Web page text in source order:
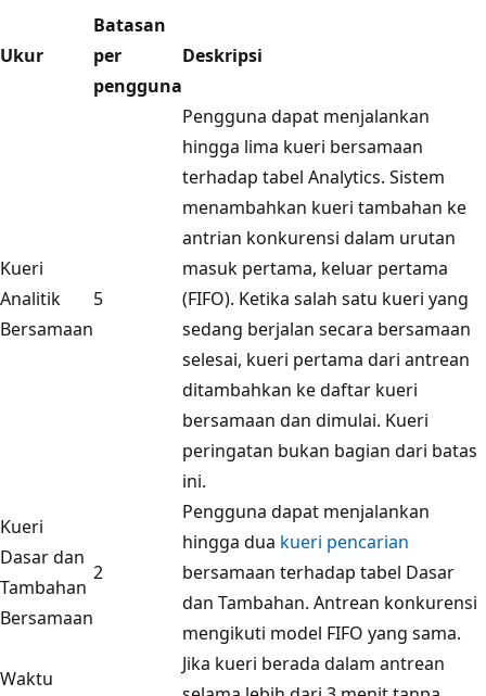
Ukur
Batasan
per
pengguna
Deskripsi
Kueri
Analitik
Bersamaan
5
Pengguna dapat menjalankan
hingga lima kueri bersamaan
terhadap tabel Analytics. Sistem
menambahkan kueri tambahan ke
antrian konkurensi dalam urutan
masuk pertama, keluar pertama
(FIFO). Ketika salah satu kueri yang
sedang berjalan secara bersamaan
selesai, kueri pertama dari antrean
ditambahkan ke daftar kueri
bersamaan dan dimulai. Kueri
peringatan bukan bagian dari batas
ini.
Kueri
Dasar dan
Tambahan
Bersamaan
2
Pengguna dapat menjalankan
hingga dua kueri pencarian
bersamaan terhadap tabel Dasar
dan Tambahan. Antrean konkurensi
mengikuti model FIFO yang sama.
Waktu
Jika kueri berada dalam antrean